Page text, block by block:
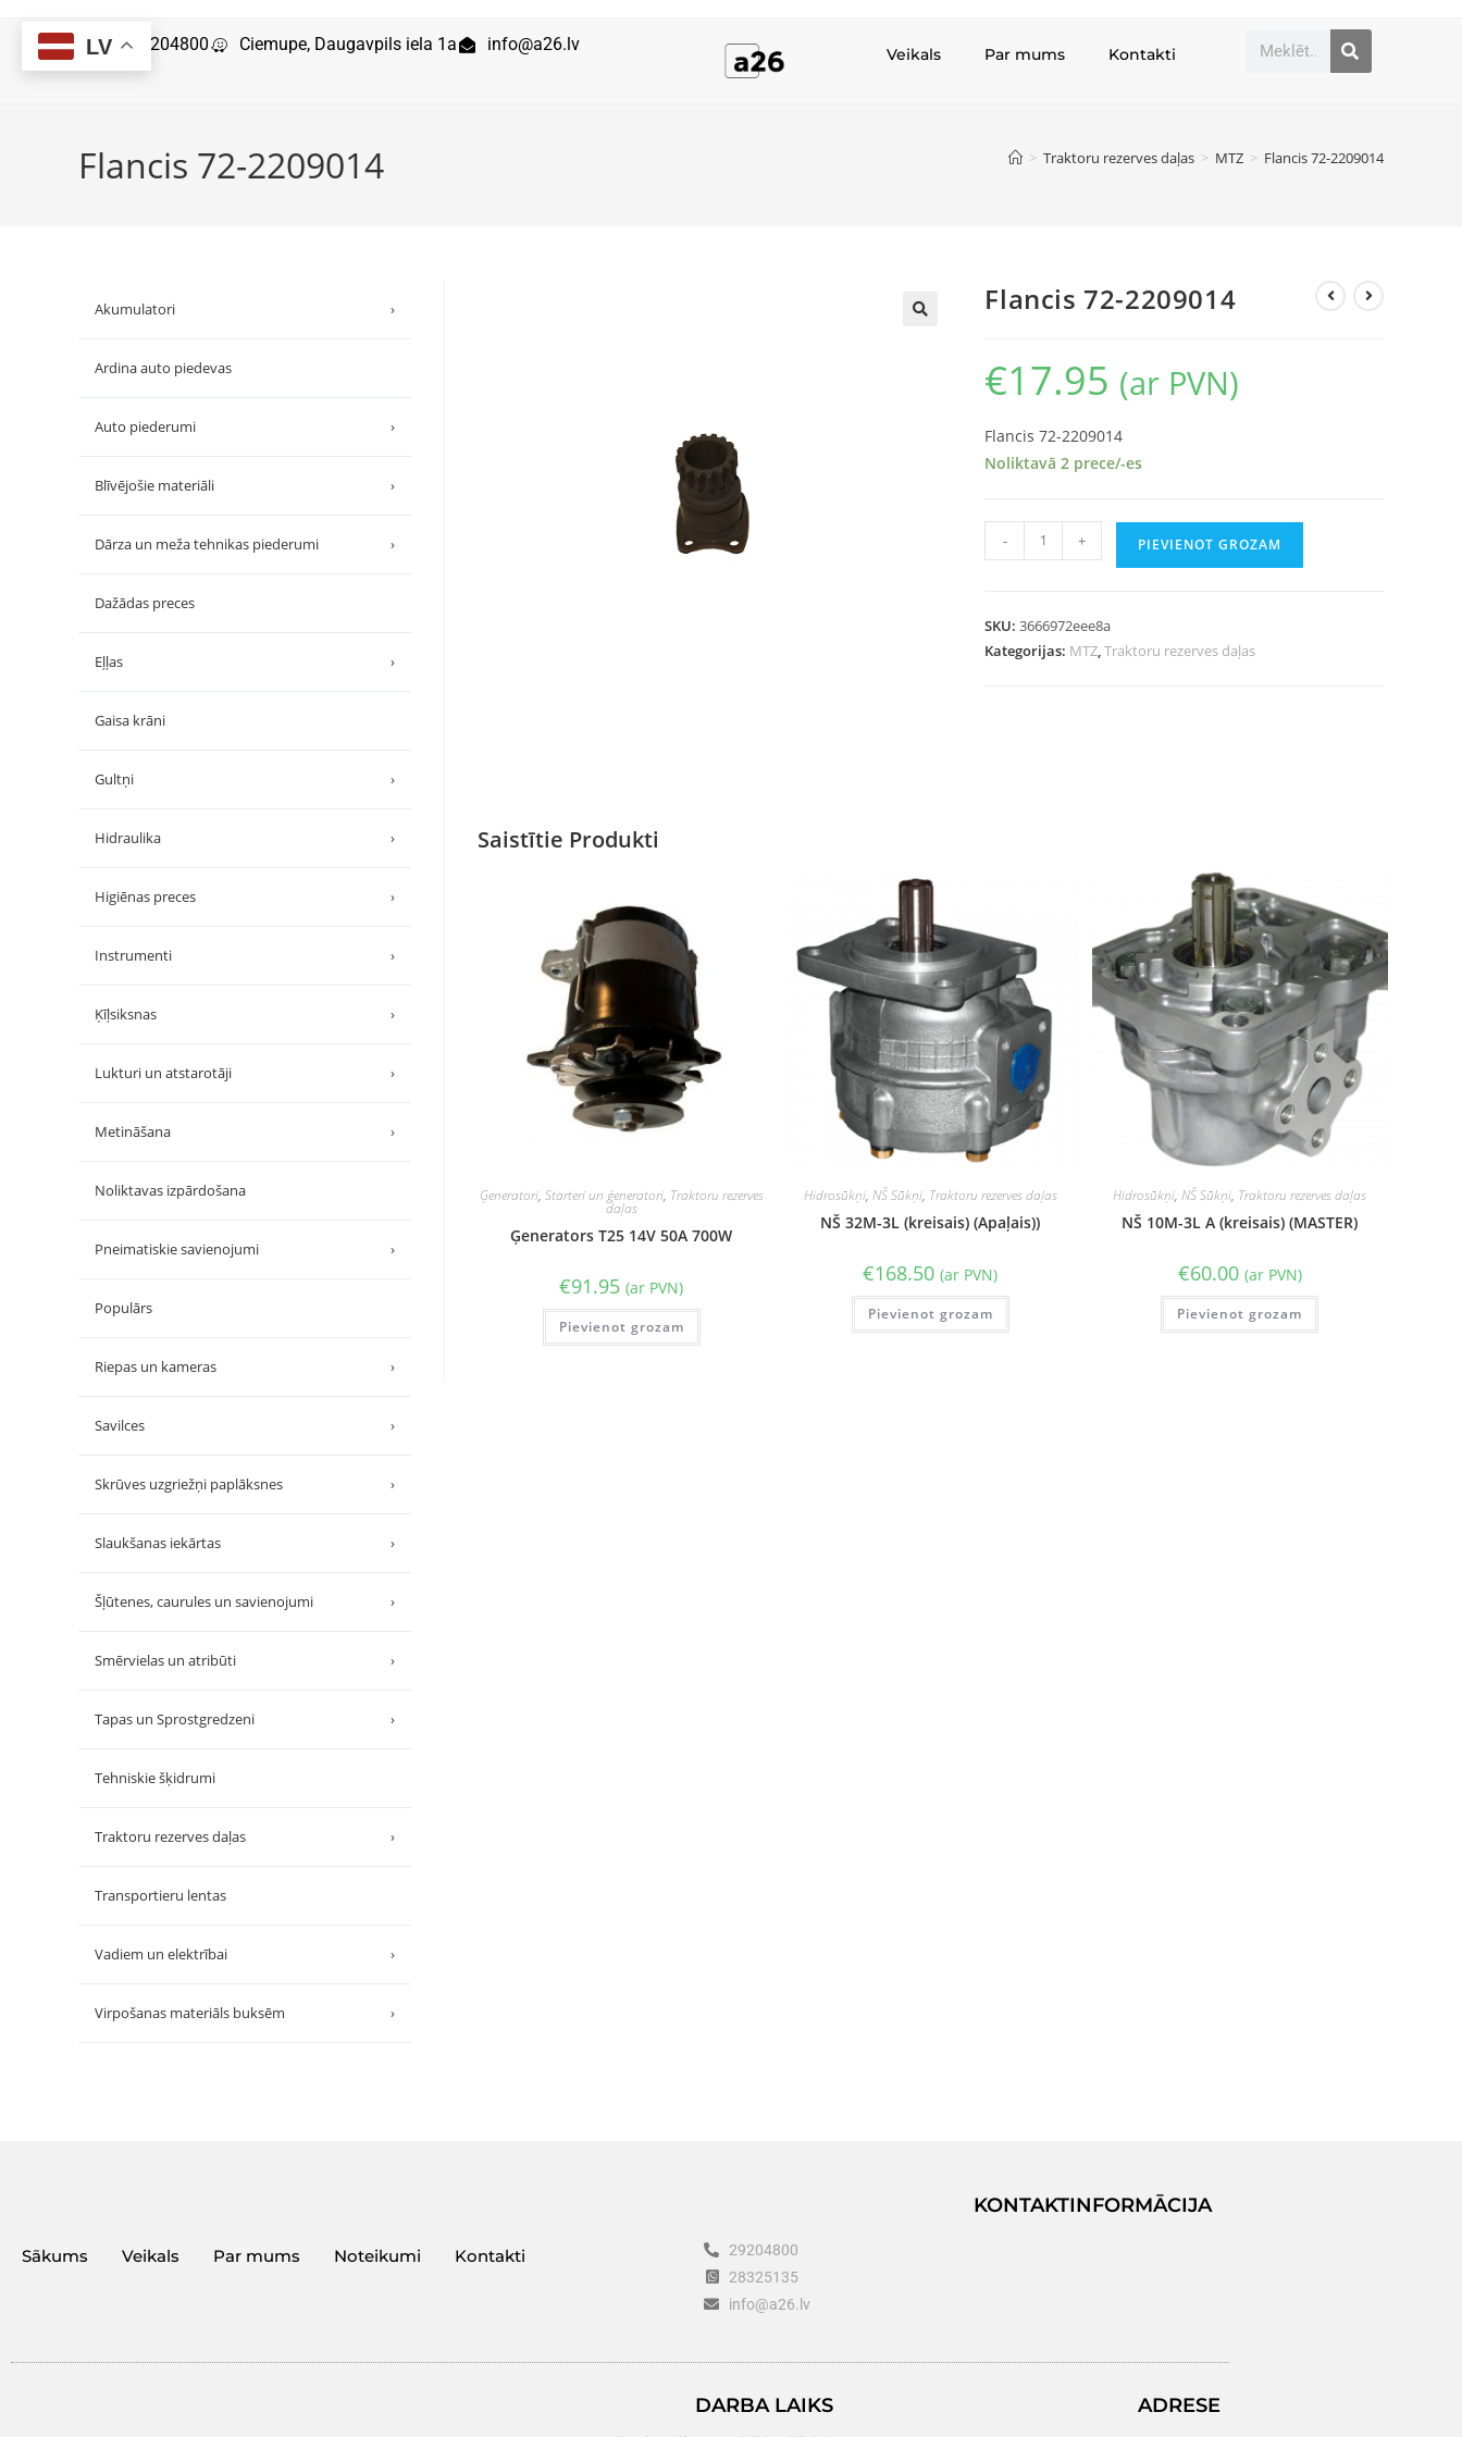
29204800 Ciemupe, Daugavpils iela 1a info@a26.lv Veikals Par mums Kontakti
Flancis 72-2209014 > Traktoru rezerves daļas > MTZ > Flancis 72-2209014
Flancis 72-2209014
€17.95 (ar PVN)
Flancis 72-2209014
Noliktavā 2 prece/-es
- + PIEVIENOT GROZAM
SKU:3666972eee8a
Kategorijas: MTZ,Traktoru rezerves daļas
Saistītie Produkti
Ģeneratori, Starteri un ģeneratori, Traktoru rezerves
daļas
Ģenerators T25 14V 50A 700W
€91.95 (ar PVN)
Pievienot grozam
Hidrosūkņi, NŠ Sūkņi, Traktoru rezerves daļas
NŠ 32M-3L (kreisais) (Apaļais))
€168.50 (ar PVN)
Pievienot grozam
Hidrosūkņi,NŠ Sūkņi, Traktoru rezerves daļas
NŠ 10M-3L A (kreisais) (MASTER)
€60.00 (ar PVN)
Pievienot grozam
Akumulatori ›
Ardina auto piedevas
Auto piederumi ›
Blīvējošie materiāli ›
Dārza un meža tehnikas piederumi ›
Dažādas preces
Eļļas ›
Gaisa krāni
Gultņi ›
Hidraulika ›
Higiēnas preces ›
Instrumenti ›
Ķīļsiksnas ›
Lukturi un atstarotāji ›
Metināšana ›
Noliktavas izpārdošana
Pneimatiskie savienojumi ›
Populārs
Riepas un kameras ›
Savilces ›
Skrūves uzgriežņi paplāksnes ›
Slaukšanas iekārtas ›
Šļūtenes, caurules un savienojumi ›
Smērvielas un atribūti ›
Tapas un Sprostgredzeni ›
Tehniskie šķidrumi
Traktoru rezerves daļas ›
Transportieru lentas
Vadiem un elektrībai ›
Virpošanas materiāls buksēm ›
Sākums Veikals Par mums Noteikumi Kontakti
KONTAKTINFORMĀCIJA
29204800
28325135
info@a26.lv
DARBA LAIKS ADRESE
LV